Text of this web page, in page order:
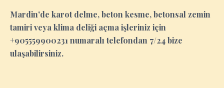
Mardin'de karot delme, beton kesme, betonsal zemin
tamiri veya klima deliği açma işleriniz için
+905559900231 numaralı telefondan 7/24 bize
ulaşabilirsiniz.